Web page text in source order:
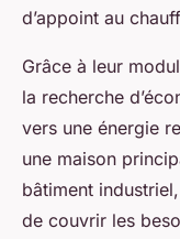
d’appoint au
Grâce à leur
la recherche
vers une énergie
une maison
bâtiment
de couvrir les